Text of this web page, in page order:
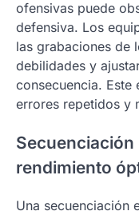
ofensivas puede
defensiva. Los
las grabaciones de
debilidades y
consecuencia.
errores repetidos y
Secuenciación
rendimiento
Una secuenciación